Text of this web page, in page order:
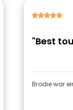
"Best
Brodie war